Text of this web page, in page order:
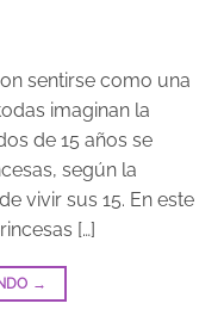
sentirse como una
imaginan la
de 15 años se
según la
vivir sus 15. En este
[…]
→